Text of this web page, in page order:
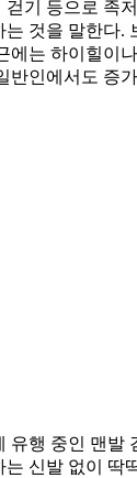
걷기 등으로 족
는 것을 말한다.
에는 하이힐이
반인에서도 증
유행 중인 맨발
는 신발 없이 딱